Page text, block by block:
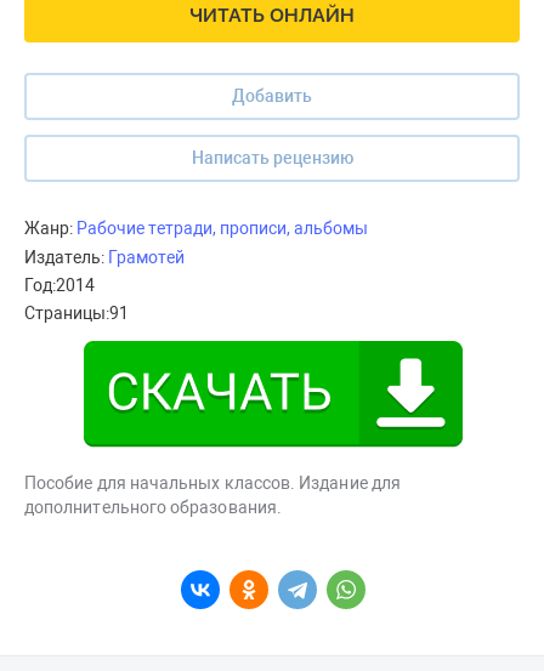
ЧИТАТЬ ОНЛАЙН
Добавить
Написать рецензию
Жанр: Рабочие тетради, прописи, альбомы
Издатель: Грамотей
Год:2014
Страницы:91
Пособие для начальных классов. Издание для
дополнительного образования.